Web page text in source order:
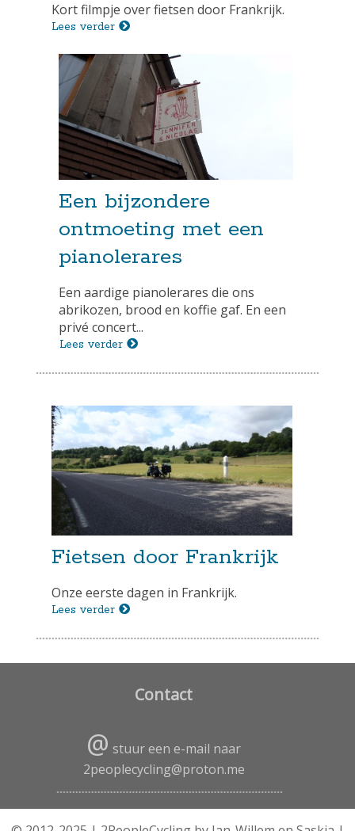
Kort filmpje over fietsen door Frankrijk.
Lees verder
Een bijzondere
ontmoeting met een
pianolerares
Een aardige pianolerares die ons
abrikozen, brood en koffie gaf. En een
privé concert...
Lees verder
Fietsen door Frankrijk
Onze eerste dagen in Frankrijk.
Lees verder
Contact
@ stuur een e-mail naar
2peoplecycling@proton.me